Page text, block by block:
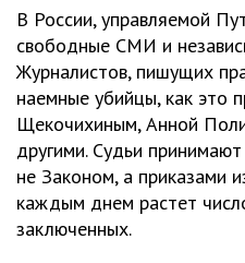
В России, управляемой
свободные СМИ и
Журналистов, пишущих
наемные убийцы, как это
Щекочихиным, Анной
другими. Судьи
не Законом, а приказами
каждым днем растет
заключенных.